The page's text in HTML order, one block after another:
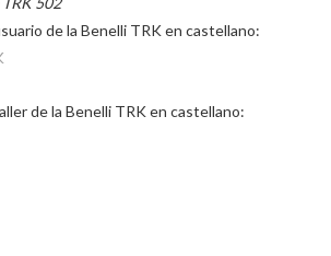
de la Benelli TRK en castellano:
de la Benelli TRK en castellano: